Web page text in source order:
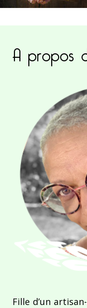
A propos
Fille d’un